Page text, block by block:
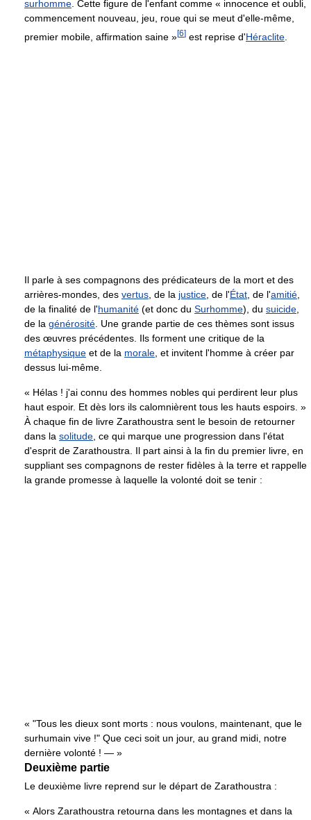
surhomme . Cette figure de l'enfant comme « innocence et oubli,
commencement nouveau, jeu, roue qui se meut d'elle-même,
premier mobile, affirmation saine »[6] est reprise d'Héraclite
Il parle à ses compagnons des prédicateurs de la mort et des
arrières-mondes, des vertus, de la justice, de l'État, de l'amitié,
de la finalité de l'humanité (et donc du Surhomme), du suicide,
de la générosité. Une grande partie de ces thèmes sont issus
des œuvres précédentes. Ils forment une critique de la
métaphysique et de la morale, et invitent l'homme à créer par
dessus lui-même.
« Hélas ! j'ai connu des hommes nobles qui perdirent leur plus
haut espoir. Et dès lors ils calomnièrent tous les hauts espoirs. »
À chaque fin de livre Zarathoustra sent le besoin de retourner
dans la solitude, ce qui marque une progression dans l'état
d'esprit de Zarathoustra. Il part ainsi à la fin du premier livre, en
suppliant ses compagnons de rester fidèles à la terre et rappelle
la grande promesse à laquelle la volonté doit se tenir :
« "Tous les dieux sont morts : nous voulons, maintenant, que le
surhumain vive !" Que ceci soit un jour, au grand midi, notre
dernière volonté ! — »
Deuxième partie
Le deuxième livre reprend sur le départ de Zarathoustra :
« Alors Zarathoustra retourna dans les montagnes et dans la